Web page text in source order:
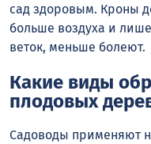
сад здоровым. Кроны
больше воздуха и
веток, меньше болеют.
Какие виды
плодовых
Садоводы применяют